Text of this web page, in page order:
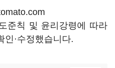
준칙 및 윤리강령에 따라
인·수정했습니다.